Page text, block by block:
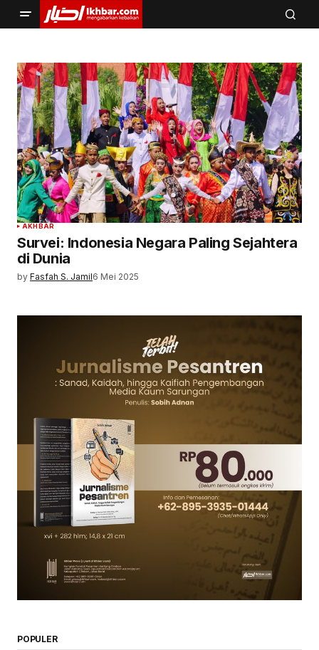
AKHBAR
Survei: Indonesia Negara Paling Sejahtera
di Dunia
by Fasfah S. Jamil6 Mei 2025
POPULER